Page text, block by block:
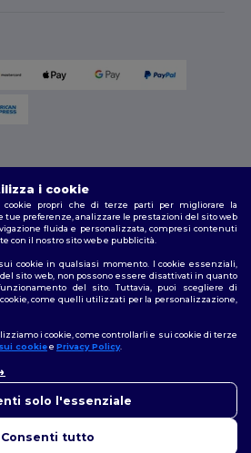
diritti riservati
di personalizzazione
|Site Map
i cookie
propri che di terze parti per migliorare la
tue preferenze, analizzare le prestazioni del sito web
fluida e personalizzata, compresi contenuti
con il nostro sito web e pubblicità.
cookie in qualsiasi momento. I cookie essenziali,
sito web, non possono essere disattivati in quanto
del sito. Tuttavia, puoi scegliere di
come quelli utilizzati per la personalizzazione,
i cookie, come controllarli e sui cookie di terze
cookiee Privacy Policy.
solo l'essenziale
Consenti tutto
puoi contattarci in qualsiasi
qui per aiutarti.